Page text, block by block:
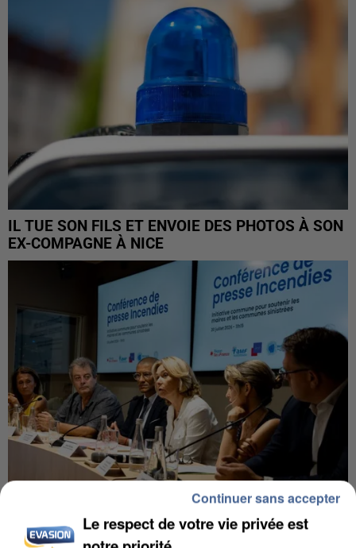
IL TUE SON FILS ET ENVOIE DES PHOTOS À SON
EX-COMPAGNE À NICE
INCENDIES : L’ÎLE-DE-FRANCE LANCE UN ÉLAN
Le respect de votre vie privée est
Continuer sans accepter